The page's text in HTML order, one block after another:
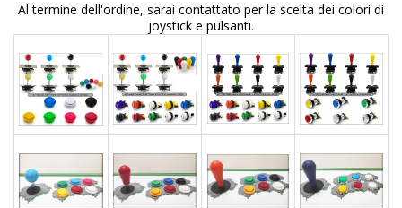
Al termine dell'ordine, sarai contattato per la scelta dei colori di
joystick e pulsanti.